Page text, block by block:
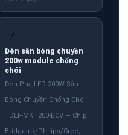
✓
Đèn sân bóng chuyền
200w module chống
chói
Đèn Pha LED 200W Sân
Bóng Chuyền Chống Chói
TDLF-MKH200-BCV — Chip
Bridgelux/Philips/Cree,